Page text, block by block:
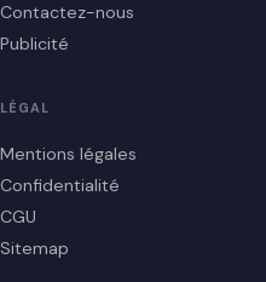
Contactez-nous
Publicité
LÉGAL
Mentions légales
Confidentialité
CGU
Sitemap